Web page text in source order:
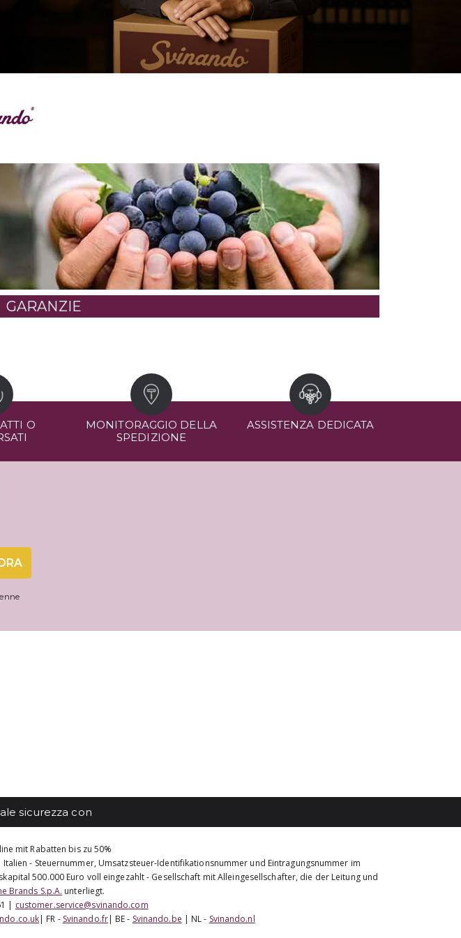
GARANZIE
O
MONITORAGGIO DELLA
SPEDIZIONE
ASSISTENZA DEDICATA
mit Rabatten bis zu 50%
- Steuernummer, Umsatzsteuer-Identifikationsnummer und Eintragungsnummer im
500.000 Euro voll eingezahlt - Gesellschaft mit Alleingesellschafter, die der Leitung und
Brands S.p.A. unterliegt.
| customer.service@svinando.com
| FR - Svinando.fr| BE - Svinando.be | NL - Svinando.nl